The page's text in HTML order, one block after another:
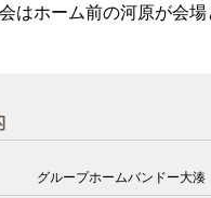
はホーム前の河原が会
グループホームバンドー大湊